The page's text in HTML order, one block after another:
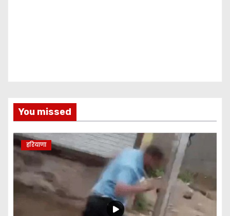
You missed
हरियाणा